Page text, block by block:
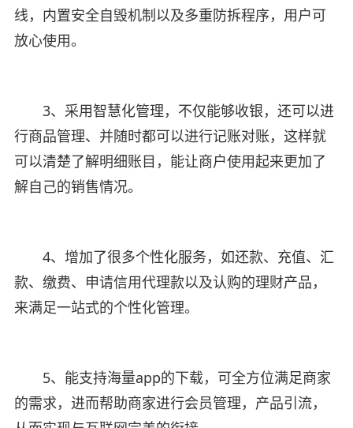
线，内置安全自毁机制以及多重防拆程序，用户可
放心使用。
3、采用智慧化管理，不仅能够收银，还可以进
行商品管理、并随时都可以进行记账对账，这样就
可以清楚了解明细账目，能让商户使用起来更加了
解自己的销售情况。
4、增加了很多个性化服务，如还款、充值、汇
款、缴费、申请信用代理款以及认购的理财产品，
来满足一站式的个性化管理。
5、能支持海量app的下载，可全方位满足商家
的需求，进而帮助商家进行会员管理，产品引流，